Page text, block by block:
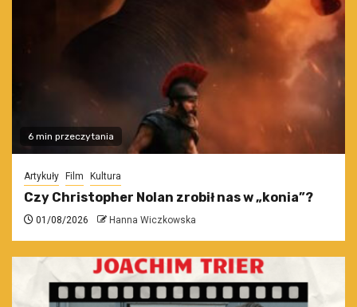
6 min przeczytania
Artykuły Film Kultura
Czy Christopher Nolan zrobił nas w „konia”?
01/08/2026 Hanna Wiczkowska